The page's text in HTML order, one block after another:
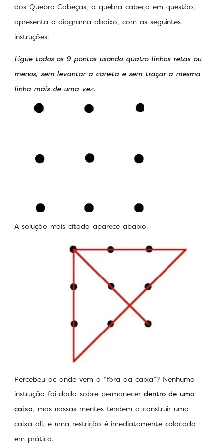
dos Quebra-Cabeças, o quebra-cabeça em questão,
apresenta o diagrama abaixo, com as seguintes
instruções:
Ligue todos os 9 pontos usando quatro linhas retas ou
menos, sem levantar a caneta e sem traçar a mesma
linha mais de uma vez.
A solução mais citada aparece abaixo.
Percebeu de onde vem o “fora da caixa”? Nenhuma
instrução foi dada sobre permanecer dentro de uma
caixa, mas nossas mentes tendem a construir uma
caixa ali, e uma restrição é imediatamente colocada
em prática.